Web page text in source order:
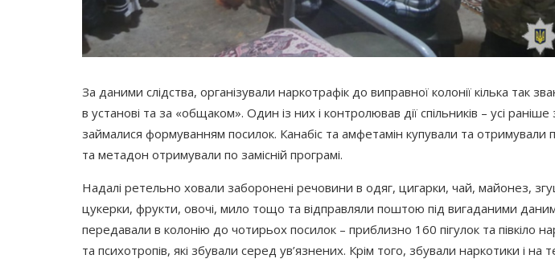
За даними слідства, організували наркотрафік до виправної колонії кілька так
в установі та за «общаком». Один із них і контролював дії спільників – усі
займалися формуванням посилок. Канабіс та амфетамін купували та
та метадон отримували по замісній програмі.
Надалі ретельно ховали заборонені речовини в одяг, цигарки, чай, майонез,
цукерки, фрукти, овочі, мило тощо та відправляли поштою під вигаданими
передавали в колонію до чотирьох посилок – приблизно 160 пігулок та півкіло
та психотропів, які збували серед ув’язнених. Крім того, збували наркотики і на